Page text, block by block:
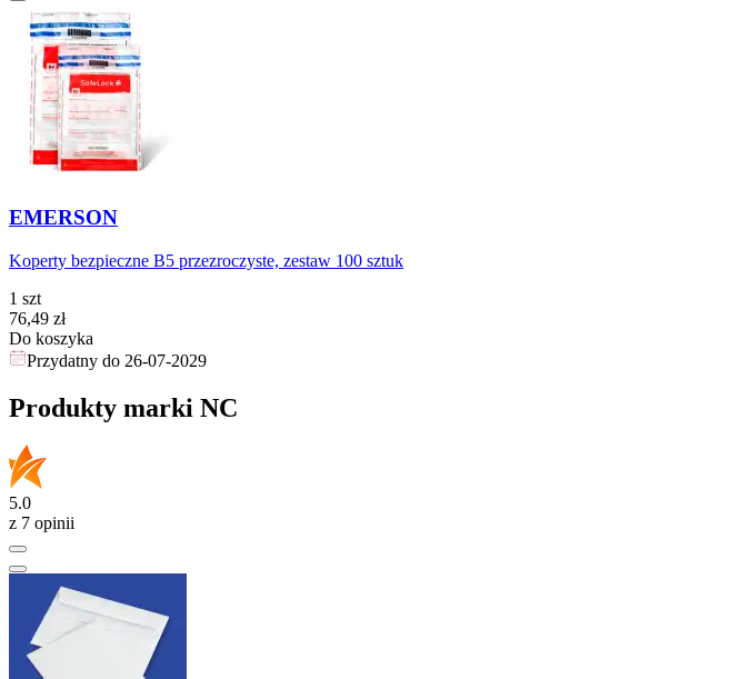
EMERSON
Koperty bezpieczne B5 przezroczyste, zestaw 100 sztuk
1 szt
Cena
76,49 zł
Do koszyka
Przydatny do 26-07-2029
Produkty marki NC
5.0
z 7 opinii